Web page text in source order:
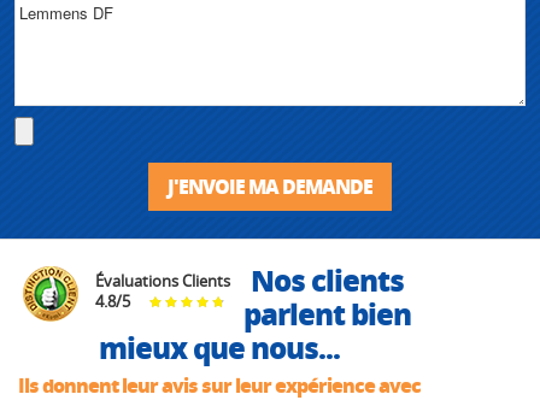
J'ENVOIE MA DEMANDE
Évaluations Clients
4.8/5
Nos clients
parlent bien
mieux que nous...
Ils donnent leur avis sur leur expérience avec